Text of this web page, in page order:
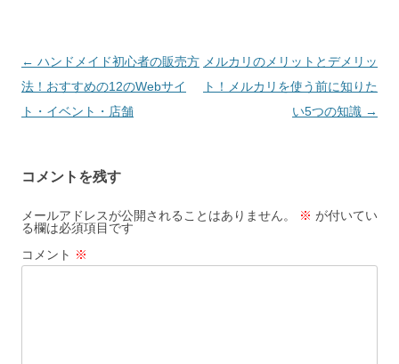
投
稿
ナ
ー
シ
ョ
ン
← ハンドメイド初心者の販売方
法！おすすめの12のWebサイ
ト・イベント・店舗
メルカリのメリットとデメリッ
ト！メルカリを使う前に知りた
い5つの知識 →
コメントを残す
メールアドレスが公開されることはありません。 ※ が付いてい
る欄は必須項目です
コメント ※